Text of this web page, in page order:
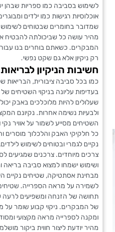
לשימוש בסביבה כמו ספריות שבהן
אוכלוסיות רגישות כמו ילדים
שמדובר בחומרים שבטוחים לשימוש
מהיר עושה כל שביכולתה להבטיח
המבקרים. כשאתם בוחרים בנו
רק ניקיון אלא גם שקט נפשי.
חשיבות הניקיון
כמו בכל סביבה ציבורית, הבריאות
בעדיפות עליונה בניקוי השטיחים
שעלולים להיות מלוכלכים באבק
ולבעיות נשימה אחרות. נקיונם
השטיחים מסייע לשמור על אוויר
כל חלקיקי האבק והלכלוך מוסרים
נקיים לגמרי ובטוחים לשימוש
צרכים מיוחדים. צרכנים שמגיעים
ושימוש ישמחו למצוא סביבה בריאה
מבחינת אסתטיקה, שטיחים נקיים
לשמירה על מראה הספרייה. שטיחים
תחושה של הזנחה ומשפיעים לרעה
של המבקרים. ניקוי קבוע שומר על
ומקנה לספרייה מראה מקצועי
מהיר יודעת ליצור חווית ביקור